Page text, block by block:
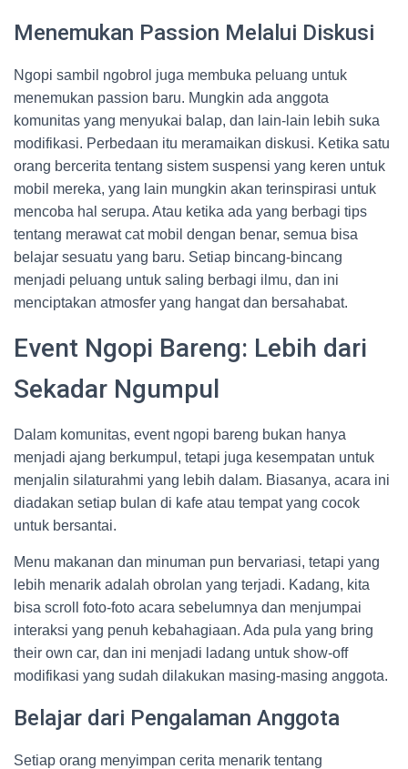
Menemukan Passion Melalui Diskusi
Ngopi sambil ngobrol juga membuka peluang untuk
menemukan passion baru. Mungkin ada anggota
komunitas yang menyukai balap, dan lain-lain lebih suka
modifikasi. Perbedaan itu meramaikan diskusi. Ketika satu
orang bercerita tentang sistem suspensi yang keren untuk
mobil mereka, yang lain mungkin akan terinspirasi untuk
mencoba hal serupa. Atau ketika ada yang berbagi tips
tentang merawat cat mobil dengan benar, semua bisa
belajar sesuatu yang baru. Setiap bincang-bincang
menjadi peluang untuk saling berbagi ilmu, dan ini
menciptakan atmosfer yang hangat dan bersahabat.
Event Ngopi Bareng: Lebih dari
Sekadar Ngumpul
Dalam komunitas, event ngopi bareng bukan hanya
menjadi ajang berkumpul, tetapi juga kesempatan untuk
menjalin silaturahmi yang lebih dalam. Biasanya, acara ini
diadakan setiap bulan di kafe atau tempat yang cocok
untuk bersantai.
Menu makanan dan minuman pun bervariasi, tetapi yang
lebih menarik adalah obrolan yang terjadi. Kadang, kita
bisa scroll foto-foto acara sebelumnya dan menjumpai
interaksi yang penuh kebahagiaan. Ada pula yang bring
their own car, dan ini menjadi ladang untuk show-off
modifikasi yang sudah dilakukan masing-masing anggota.
Belajar dari Pengalaman Anggota
Setiap orang menyimpan cerita menarik tentang